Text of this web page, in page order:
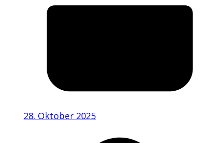
28. Oktober 2025